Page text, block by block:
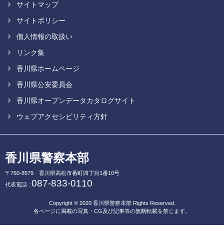
サイトマップ
サイトポリシー
個人情報の取扱い
リンク集
香川県ホームページ
香川県公安委員会
香川県オープンデータカタログサイト
ウェブアクセシビリティ方針
香川県警察本部
〒760-8579
香川県高松市番町四丁目1番10号
代表電話 : 087-833-0110
Copyright © 2020 香川県警察本部Rights Reserved.
各ページに掲載の写真・CG及び記事等の無断転載を禁じます。